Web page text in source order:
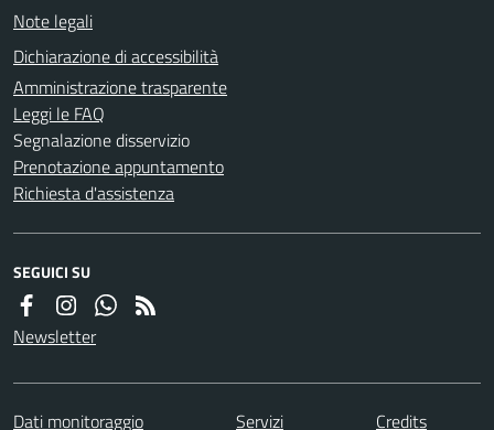
Note legali
Dichiarazione di accessibilità
Amministrazione trasparente
Leggi le FAQ
Segnalazione disservizio
Prenotazione appuntamento
Richiesta d'assistenza
SEGUICI SU
Newsletter
Dati monitoraggio Servizi Credits